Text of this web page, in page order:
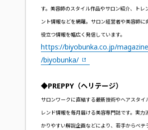
す。美容師のスタイル作品やサロン紹介、トレ
ント情報などを網羅。サロン経営者や美容師に
役立つ情報を幅広く発信しています。
https://biyobunka.co.jp/
/biyobunka/
◆PREPPY（ヘリテージ）
サロンワークに直結する最新技術やヘアスタイ
レンド情報を毎月届ける美容専門誌です。実力
かりやすい解説企画などにより、若手からベテ